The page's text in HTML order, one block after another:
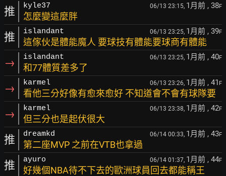
推 kyle37 06/13 23:15, 1月前 , 38F
怎麼變這麼胖
推 islandant 06/13 23:25, 1月前 , 39F
這傢伙是體能魔人 要球技有體能要球商有體能
→ islandant 06/13 23:25, 1月前 , 40F
和77體質差多了
→ karmel 06/13 23:26, 1月前 , 41 F
看他三分好像有愈來愈好 不知道會不會有球隊要
→ karmel 06/13 23:38, 1月前 , 42F
但三分也是起伏很大
推 dreamkd 06/14 00:33, 1月前 , 43F
第二座MVP 之前在VTB也拿過
推 ayuro 06/14 01:37, 1月前 , 44F
好幾個NBA待不下去的歐洲球員回去都能稱王